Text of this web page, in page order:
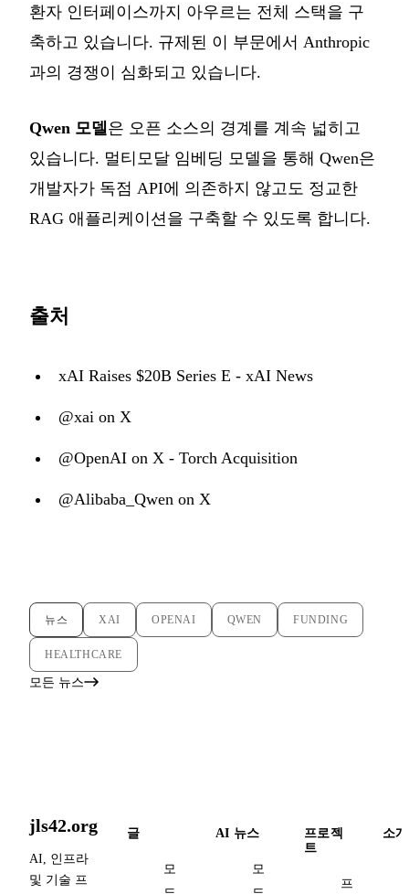
환자 인터페이스까지 아우르는 전체 스택을 구
축하고 있습니다. 규제된 이 부문에서 Anthropic
과의 경쟁이 심화되고 있습니다.
Qwen 모델 은 오픈 소스의 경계를 계속 넓히고
있습니다. 멀티모달 임베딩 모델을 통해 Qwen은
개발자가 독점 API에 의존하지 않고도 정교한
RAG 애플리케이션을 구축할 수 있도록 합니다.
출처
xAI Raises $20B Series E - xAI News
@xai on X
@OpenAI on X - Torch Acquisition
@Alibaba_Qwen on X
뉴스 XAI OPENAI QWEN FUNDING
HEALTHCARE
모든 뉴스
jls42.org
AI, 인프라
및 기술 프
글
모
AI 뉴스
모
프로젝
트
프
소개